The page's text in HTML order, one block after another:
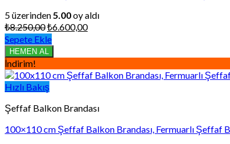
5 üzerinden5.00oy aldı
₺8.250,00Orijinal
fiyat:
₺8.250,00.
₺6.600,00Şu
₺6.600,00.
Sepete Ekle
HEMEN AL
İndirim!
Hızlı Bakış
Şeffaf Balkon Brandası
100×110 cm Şeffaf Balkon Brandası, Fermuarlı Şeffaf